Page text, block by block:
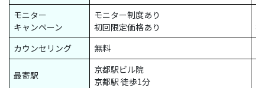
モニター
キャンペーン
モニター制度あり
初回限定価格あり
カウンセリング
無料
最寄駅
京都駅ビル院
京都駅 徒歩1分